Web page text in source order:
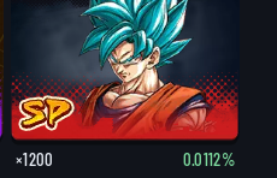
×1200 0.0112%